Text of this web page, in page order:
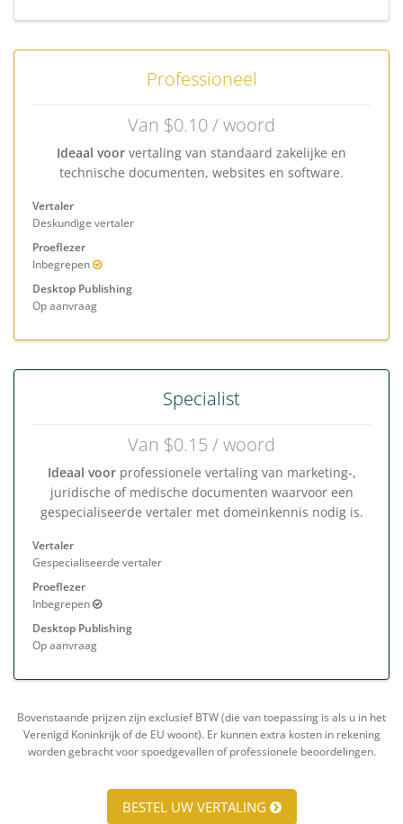
Professioneel
Van $0.10 / woord
Ideaal voor vertaling van standaard zakelijke en
technische documenten, websites en software.
Vertaler
Deskundige vertaler
Proeflezer
Inbegrepen
Desktop Publishing
Op aanvraag
Specialist
Van $0.15 / woord
Ideaal voorprofessionele vertaling van marketing-,
juridische of medische documenten waarvoor een
gespecialiseerde vertaler met domeinkennis nodig is.
Vertaler
Gespecialiseerde vertaler
Proeflezer
Inbegrepen
Desktop Publishing
Op aanvraag
Bovenstaande prijzen zijn exclusief BTW (die van toepassing is als u in het
Verenigd Koninkrijk of de EU woont). Er kunnen extra kosten in rekening
worden gebracht voor spoedgevallen of professionele beoordelingen.
BESTEL UW VERTALING